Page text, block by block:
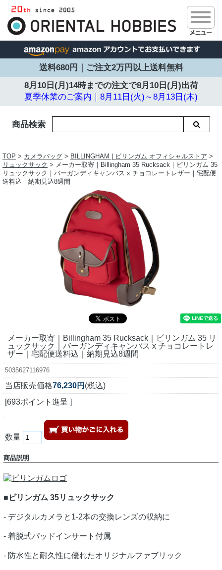
送料680円｜ご注文2万円以上送料無料
8月10日(月)14時までの注文で8月10日(月)出荷
夏季休業のご案内｜8月11日(火)～8月13日(木)
商品検索
TOP > カメラバッグ > BILLINGHAM | ビリンガム オフィシャルストア >
リュックサック > メーカー取寄｜Billingham 35 Rucksack｜ビリンガム 35
リュックサック｜バーガンディキャンバス x チョコレートレザー｜宅配便
送料込｜納期見込8週間
メーカー取寄｜Billingham 35 Rucksack｜ビリンガム 35 リ
ュックサック｜バーガンディキャンバス x チョコレートレ
ザー｜宅配便送料込｜納期見込8週間
5035627116976
当店販売価格76,230円 (税込)
[693ポイント進呈 ]
数量
商品説明
■ビリンガム 35リュックサック
- デジタルカメラと1-2本の交換レンズの収納に
- 着脱式パッドインサート付属
- 防水性と耐久性に優れたオリジナルファブリック